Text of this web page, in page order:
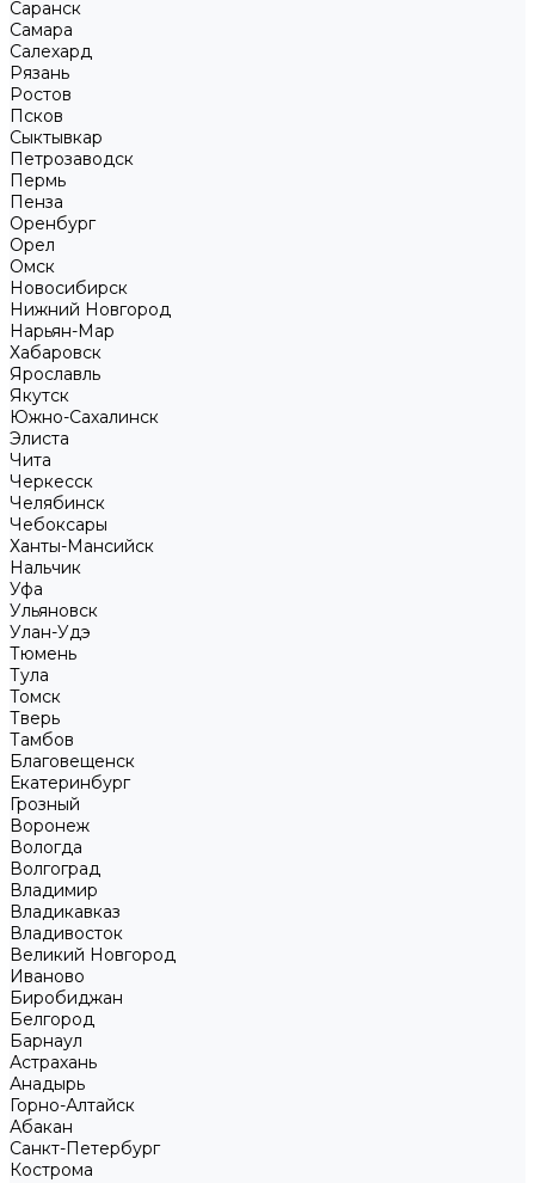
Саранск
Самара
Салехард
Рязань
Ростов
Псков
Сыктывкар
Петрозаводск
Пермь
Пенза
Оренбург
Орел
Омск
Новосибирск
Нижний Новгород
Нарьян-Мар
Хабаровск
Ярославль
Якутск
Южно-Сахалинск
Элиста
Чита
Черкесск
Челябинск
Чебоксары
Ханты-Мансийск
Нальчик
Уфа
Ульяновск
Улан-Удэ
Тюмень
Тула
Томск
Тверь
Тамбов
Благовещенск
Екатеринбург
Грозный
Воронеж
Вологда
Волгоград
Владимир
Владикавказ
Владивосток
Великий Новгород
Иваново
Биробиджан
Белгород
Барнаул
Астрахань
Анадырь
Горно-Алтайск
Абакан
Санкт-Петербург
Кострома